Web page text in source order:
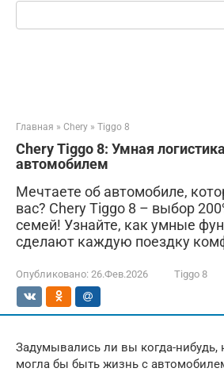
Поиск:
Главная » Chery » Tiggo 8
Chery Tiggo 8: Умная
автомобилем
Мечтаете об автомобиле,
вас? Chery Tiggo 8 – выбор
семей! Узнайте, как умные
сделают каждую поездку
Опубликовано: 26.Фев.2026 Tiggo 8
Задумывались ли вы когда-нибудь,
могла бы быть жизнь с